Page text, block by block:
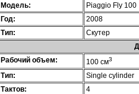
Модель:
Piaggio Fly 100
Год:
2008
Тип:
Скутер
Рабочий объем:
100 см3
Тип:
Single cylinder
Тактов:
4